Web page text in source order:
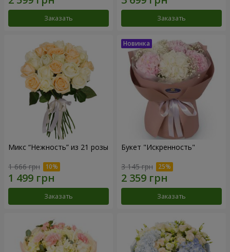
Заказать Заказать
Микс “Нежность” из 21 розы
1 666 грн
Заказать
Букет "Искренность"
3 145 грн
Заказать